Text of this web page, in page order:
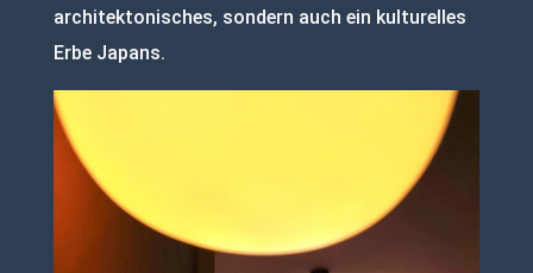
architektonisches, sondern auch ein kulturelles
Erbe Japans.